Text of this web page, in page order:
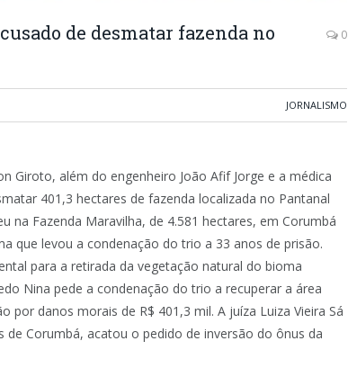
de desmatar fazenda no
0
JORNALISMO
Giroto, além do engenheiro João Afif Jorge e a médica
401,3 hectares de fazenda localizada no Pantanal
na Fazenda Maravilha, de 4.581 hectares, em Corumbá
que levou a condenação do trio a 33 anos de prisão.
para a retirada da vegetação natural do bioma
Nina pede a condenação do trio a recuperar a área
danos morais de R$ 401,3 mil. A juíza Luiza Vieira Sá
de Corumbá, acatou o pedido de inversão do ônus da